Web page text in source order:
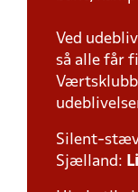
Ved
så alle får
Silent-
Sjælland: